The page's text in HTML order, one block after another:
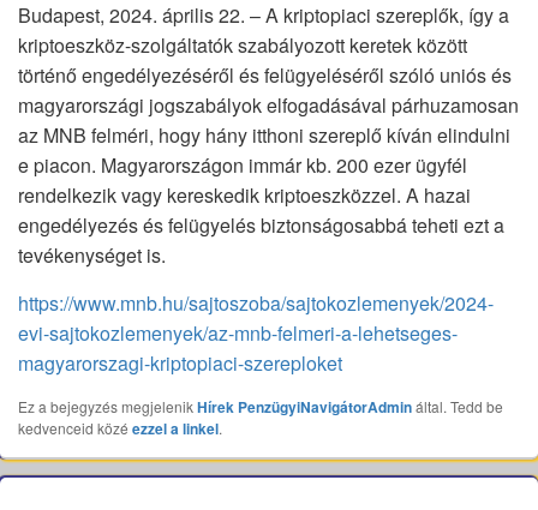
Budapest, 2024. április 22. – A kriptopiaci szereplők, így a
kriptoeszköz-szolgáltatók szabályozott keretek között
történő engedélyezéséről és felügyeléséről szóló uniós és
magyarországi jogszabályok elfogadásával párhuzamosan
az MNB felméri, hogy hány itthoni szereplő kíván elindulni
e piacon. Magyarországon immár kb. 200 ezer ügyfél
rendelkezik vagy kereskedik kriptoeszközzel. A hazai
engedélyezés és felügyelés biztonságosabbá teheti ezt a
tevékenységet is.
https://www.mnb.hu/sajtoszoba/sajtokozlemenyek/2024-
evi-sajtokozlemenyek/az-mnb-felmeri-a-lehetseges-
magyarorszagi-kriptopiaci-szereploket
Ez a bejegyzés megjelenikHírek PenzügyiNavigátorAdmináltal. Tedd be
kedvenceid közé ezzel a linkel.